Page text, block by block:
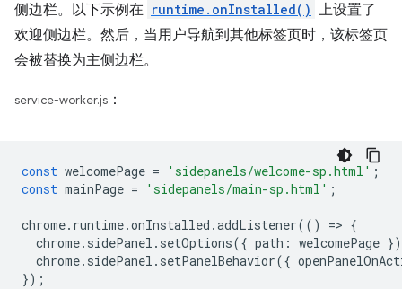
侧边栏。以下示例在 runtime.onInstalled() 上设置了
欢迎侧边栏。然后，当用户导航到其他标签页时，该标签页
会被替换为主侧边栏。
service-worker.js ：
const welcomePage = 'sidepanels/welcome-sp.html' ;
const mainPage = 'sidepanels/main-sp.html' ;
chrome. runtime.onInstalled .addListener(() => {
chrome. sidePanel . setOptions({ path : welcomePage
chrome. sidePanel . setPanelBehavior({
});